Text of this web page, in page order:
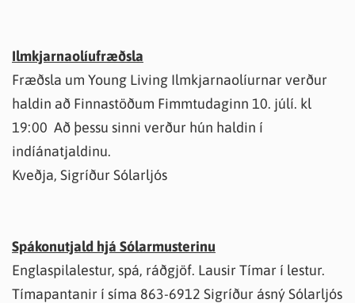
Ilmkjarnaolíufræðsla
Fræðsla um Young Living Ilmkjarnaolíurnar verður
haldin að Finnastöðum Fimmtudaginn 10. júlí. kl
19:00 Að þessu sinni verður hún haldin í
indíánatjaldinu.
Kveðja, Sigríður Sólarljós
Spákonutjald hjá Sólarmusterinu
Englaspilalestur, spá, ráðgjöf. Lausir Tímar í lestur.
Tímapantanir í síma 863-6912 Sigríður ásný Sólarljós